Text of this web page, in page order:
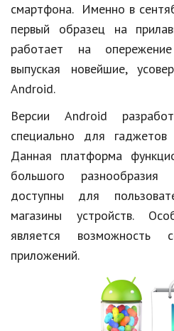
Природа
Образование
Наука и технологии
смартфона. Именно в
первый образец на
работает на
выпуская новейшие,
Android.
ВерсииAndroid
специально для гаджетов
Данная платформа
большого разнообразия
доступны для
магазины устройств.
является возможность
приложений.